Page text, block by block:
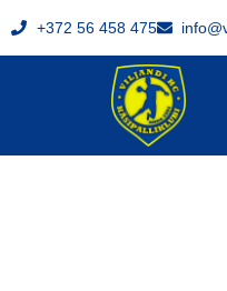
+372 56 458 475